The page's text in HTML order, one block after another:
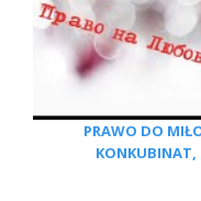
PRAWO DO
KONKUBINAT,